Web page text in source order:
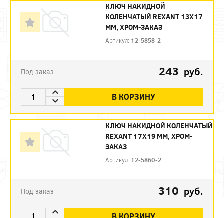
КЛЮЧ НАКИДНОЙ
КОЛЕНЧАТЫЙ REXANT 13Х17
ММ, ХРОМ-ЗАКАЗ
Артикул: 12-5858-2
Под заказ 243 руб.
В КОРЗИНУ
КЛЮЧ НАКИДНОЙ КОЛЕНЧАТЫЙ
REXANT 17Х19 ММ, ХРОМ-
ЗАКАЗ
Артикул: 12-5860-2
Под заказ 310 руб.